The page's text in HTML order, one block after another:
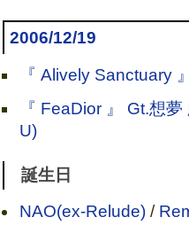
2006/12/19
『 Alively Sanctuary
『 FeaDior 』 Gt.想
U)
誕生日
NAO(ex-Relude)/